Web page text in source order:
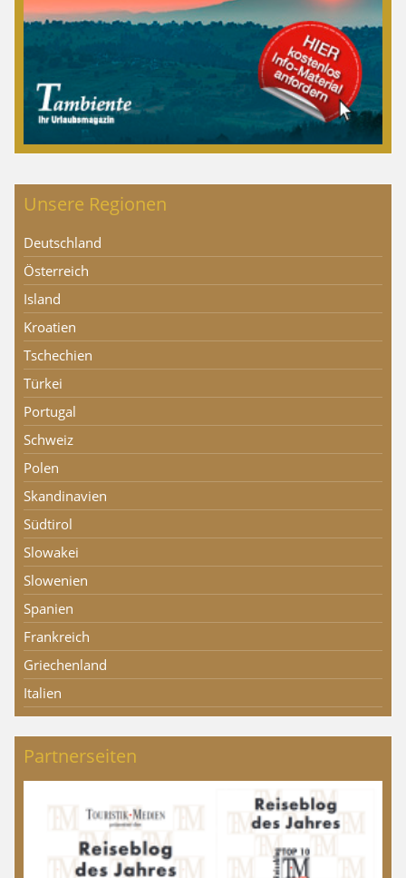
Unsere Regionen
Deutschland
Österreich
Island
Kroatien
Tschechien
Türkei
Portugal
Schweiz
Polen
Skandinavien
Südtirol
Slowakei
Slowenien
Spanien
Frankreich
Griechenland
Italien
Partnerseiten